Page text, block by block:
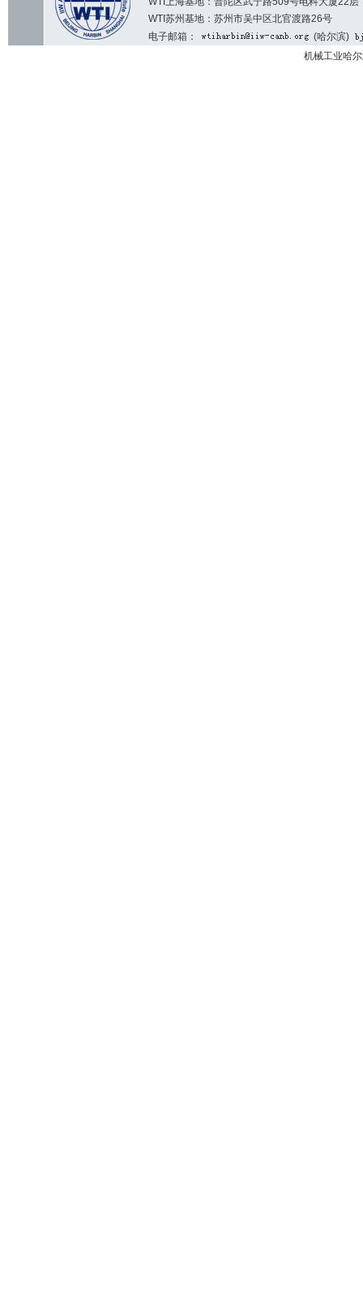
WTI苏州基地：苏州市吴中区北官渡路26号
电子邮箱：
(哈尔滨)
机械工业哈